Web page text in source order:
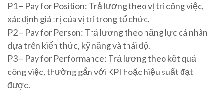
P1 – Pay for Position: Trả lương theo vị trí công việc,
xác định giá trị của vị trí trong tổ chức.
P2 – Pay for Person: Trả lương theo năng lực cá nhân
dựa trên kiến thức, kỹ năng và thái độ.
P3 – Pay for Performance: Trả lương theo kết quả
công việc, thường gắn với KPI hoặc hiệu suất đạt
được.